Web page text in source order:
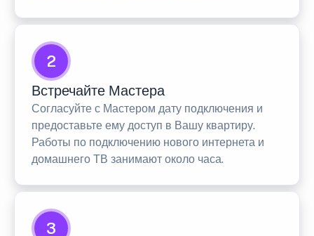
2
Встречайте Мастера
Согласуйте с Мастером дату подключения и
предоставьте ему доступ в Вашу квартиру.
Работы по подключению нового интернета и
домашнего ТВ занимают около часа.
3